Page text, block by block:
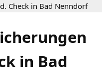
Check in Bad Nenndorf
in Bad